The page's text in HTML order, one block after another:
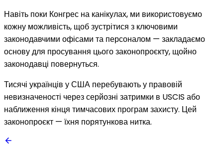
Навіть поки Конгрес на канікулах, ми використовуємо
кожну можливість, щоб зустрітися з ключовими
законодавчими офісами та персоналом — закладаємо
основу для просування цього законопроєкту, щойно
законодавці повернуться.
Тисячі українців у США перебувають у правовій
невизначеності через серйозні затримки в USCIS або
наближення кінця тимчасових програм захисту. Цей
законопроєкт — їхня порятункова нитка.